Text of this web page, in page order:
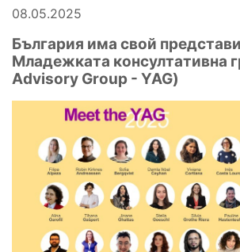
08.05.2025
България има свой
Младежката консултативна
Advisory Group - YAG)